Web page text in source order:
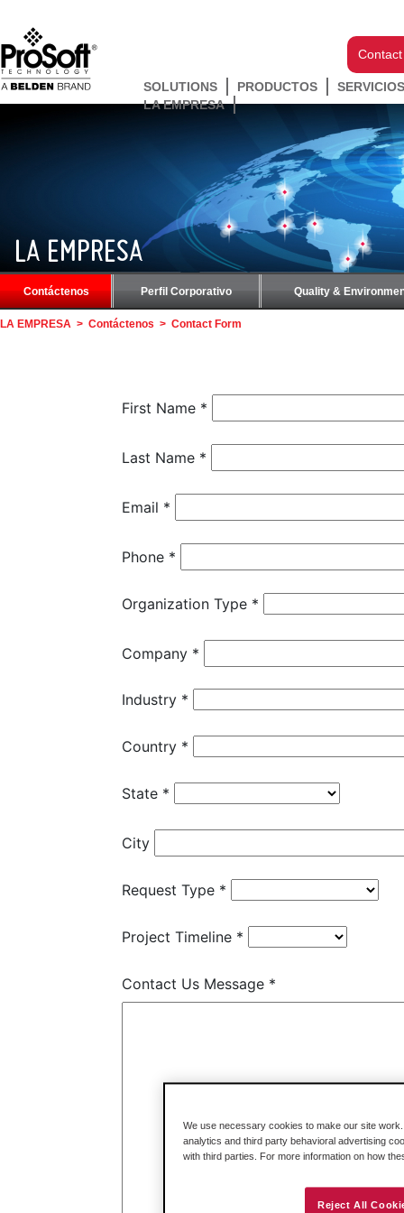
SOLUTIONS PRODUCTOS
LA EMPRESA
LA EMPRESA
Contáctenos Perfil Corporativo Quality &
LA EMPRESA > Contáctenos > Contact Form
We use necessary cookies to make our site
analytics and third party behavioral advertising
with third parties. For more information on how
Reject All